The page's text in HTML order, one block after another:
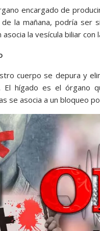
encargado de
la mañana, podría ser
la vesícula biliar con
cuerpo se depura y
El hígado es el órgano
se asocia a un bloqueo